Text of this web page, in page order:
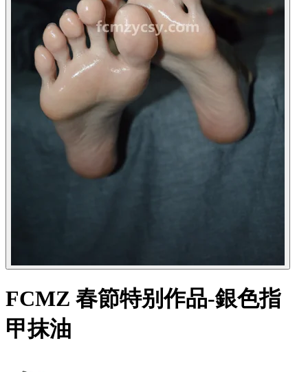
FCMZ 春節特别作品-銀色指
甲抹油